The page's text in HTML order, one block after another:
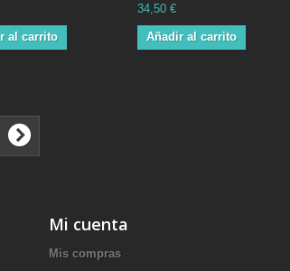
al carrito
34,50 €
Añadir al carrito
Mi cuenta
Mis compras